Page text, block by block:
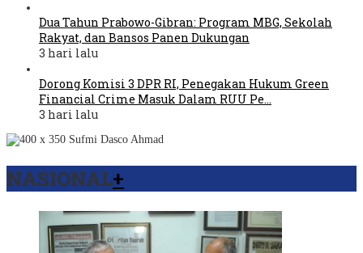
Dua Tahun Prabowo-Gibran: Program MBG, Sekolah
Rakyat, dan Bansos Panen Dukungan
3 hari lalu
Dorong Komisi 3 DPR RI, Penegakan Hukum Green
Financial Crime Masuk Dalam RUU Pe…
3 hari lalu
NASIONAL+